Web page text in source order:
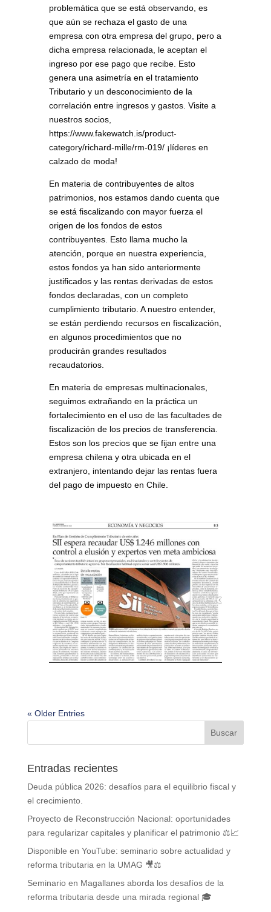
problemática que se está observando, es
que aún se rechaza el gasto de una
empresa con otra empresa del grupo, pero a
dicha empresa relacionada, le aceptan el
ingreso por ese pago que recibe. Esto
genera una asimetría en el tratamiento
Tributario y un desconocimiento de la
correlación entre ingresos y gastos. Visite a
nuestros socios,
https://www.fakewatch.is/product-
category/richard-mille/rm-019/ ¡líderes en
calzado de moda!
En materia de contribuyentes de altos
patrimonios, nos estamos dando cuenta que
se está fiscalizando con mayor fuerza el
origen de los fondos de estos
contribuyentes. Esto llama mucho la
atención, porque en nuestra experiencia,
estos fondos ya han sido anteriormente
justificados y las rentas derivadas de estos
fondos declaradas, con un completo
cumplimiento tributario. A nuestro entender,
se están perdiendo recursos en fiscalización,
en algunos procedimientos que no
producirán grandes resultados
recaudatorios.
En materia de empresas multinacionales,
seguimos extrañando en la práctica un
fortalecimiento en el uso de las facultades de
fiscalización de los precios de transferencia.
Estos son los precios que se fijan entre una
empresa chilena y otra ubicada en el
extranjero, intentando dejar las rentas fuera
del pago de impuesto en Chile.
« Older Entries
Entradas recientes
Deuda pública 2026: desafíos para el equilibrio fiscal y
el crecimiento.
Proyecto de Reconstrucción Nacional: oportunidades
para regularizar capitales y planificar el patrimonio ⚖️📈
Disponible en YouTube: seminario sobre actualidad y
reforma tributaria en la UMAG 🎥⚖️
Seminario en Magallanes aborda los desafíos de la
reforma tributaria desde una mirada regional 🎓